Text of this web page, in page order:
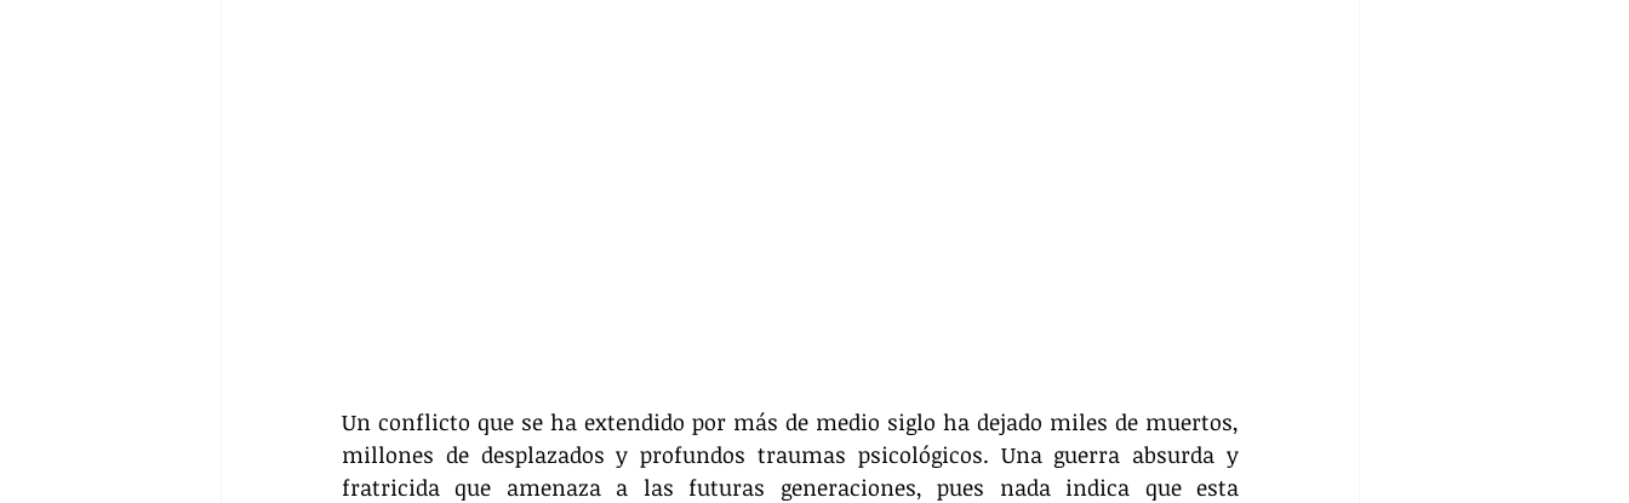
Un conflicto que se ha extendido por más de medio siglo ha dejado miles de muertos,
millones de desplazados y profundos traumas psicológicos. Una guerra absurda y
fratricida que amenaza a las futuras generaciones, pues nada indica que esta